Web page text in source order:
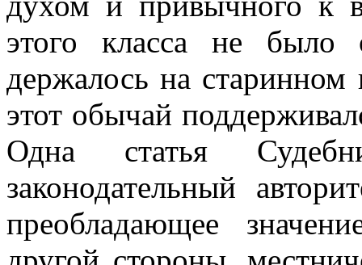
этого класса не было
держалось на
этот обычай
Одна статья
законодательный
преобладающее